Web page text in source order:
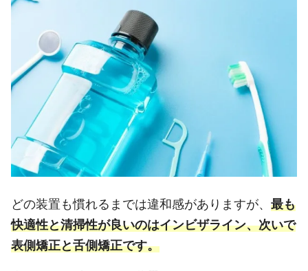
どの装置も慣れるまでは違和感がありますが、 最も
快適性と清掃性が良いのはインビザライン、次いで
表側矯正と舌側矯正です。